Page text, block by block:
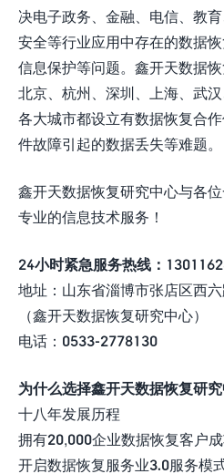
决电子政务、金融、电信、教
安全等行业应用中存在的数据
信息保护等问题。鑫开天数据
北京、杭州、深圳、上海、武
各大城市都设立有数据恢复合
件故障引起的数据丢失等难题。
鑫开天数据恢复研究中心与各
专业的信息技术服务！
24小时紧急服务热线：
地址：山东省淄博市张店区西
（鑫开天数据恢复研究中心）
电话：0533-2778130
为什么选择鑫开天数据恢复研究
十八年发展历程
拥有20,000企业数据恢复客户
开启数据恢复服务业3.0服务模